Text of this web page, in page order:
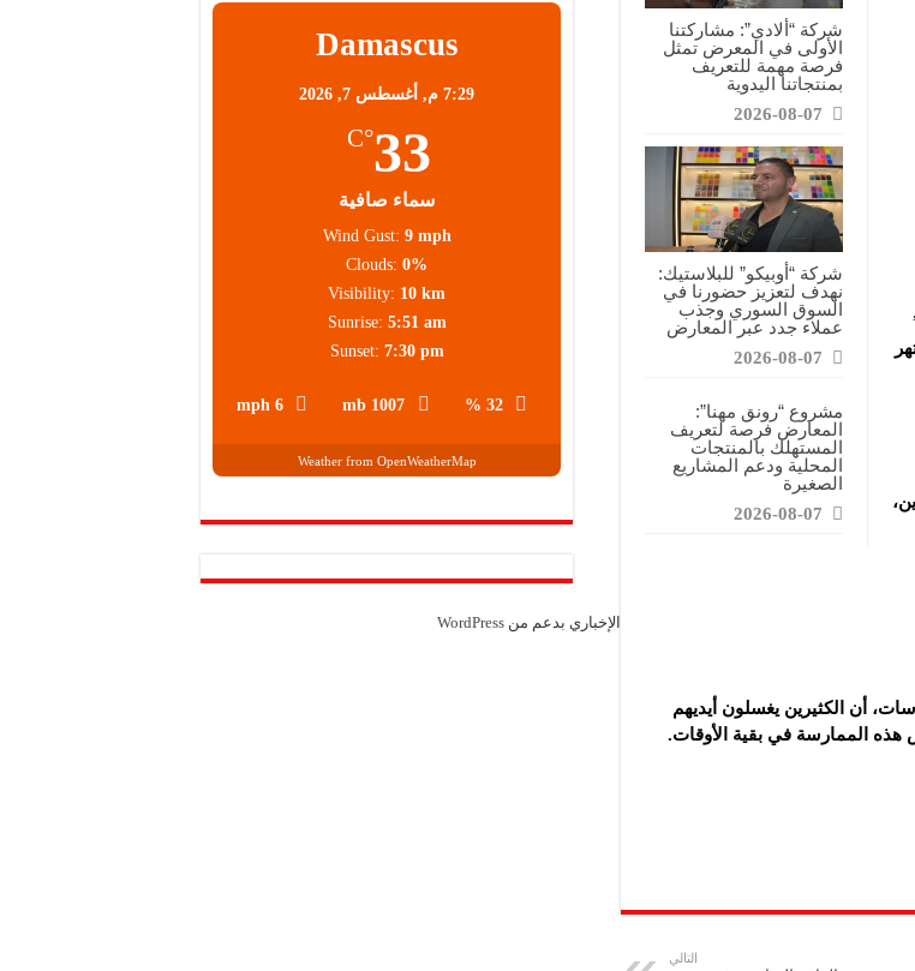
شركة “ألادي”: مشاركتنا
الأولى في المعرض تمثل
فرصة مهمة للتعريف
بمنتجاتنا اليدوية
2026-08-07
شركة “أوبيكو” للبلاستيك:
نهدف لتعزيز حضورنا في
السوق السوري وجذب
عملاء جدد عبر المعارض
2026-08-07
مشروع “رونق مهنا”:
المعارض فرصة لتعريف
المستهلك بالمنتجات
المحلية ودعم المشاريع
الصغيرة
2026-08-07
أن الكثيرين يغسلون أيديهم
هذه الممارسة في بقية الأوقات.
التالي
Damascus
7:29 م, أغسطس 7, 2026
33
°C
سماء صافية
32 %
1007 mb
6 mph
Wind Gust: 9 mph
Clouds: 0%
Visibility: 10 km
Sunrise: 5:51 am
Sunset: 7:30 pm
Weather from OpenWeatherMap
الإخباري بدعم من WordPress